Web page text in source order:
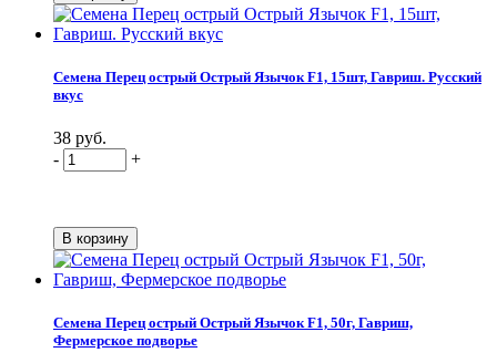
Семена Перец острый Острый Язычок F1, 15шт, Гавриш. Русский
вкус
38 руб.
-
+
Семена Перец острый Острый Язычок F1, 50г, Гавриш,
Фермерское подворье